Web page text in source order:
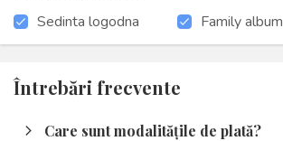
Sedinta logodna Family album
Întrebări frecvente
arrow_forward_ios Care sunt modalitățile de plată?